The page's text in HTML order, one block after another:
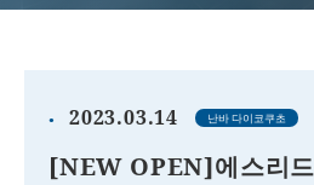
2023.03.14 난바 다이코쿠초
[NEW OPEN]에스리